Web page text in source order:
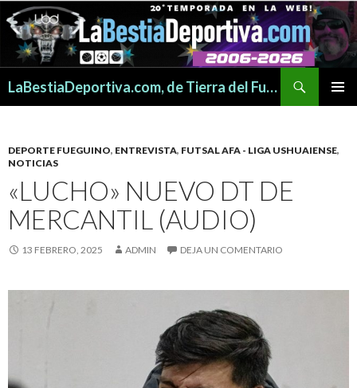
LaBestiaDeportiva.com, de Tierra del Fuego para todo el mundo
DEPORTE FUEGUINO, ENTREVISTA, FUTSAL AFA - LIGA USHUAIENSE,
NOTICIAS
«LUCHO» NUEVO DT DE
MERCANTIL (AUDIO)
13 FEBRERO, 2025 ADMIN DEJA UN COMENTARIO